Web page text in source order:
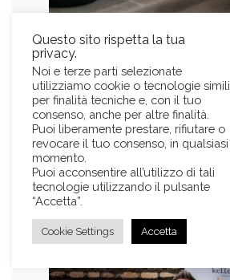
Questo sito rispetta la tua
privacy.
Noi e terze parti selezionate
utilizziamo cookie o tecnologie simili
per finalità tecniche e, con il tuo
consenso, anche per altre finalità.
Puoi liberamente prestare, rifiutare o
revocare il tuo consenso, in qualsiasi
momento.
Puoi acconsentire all’utilizzo di tali
tecnologie utilizzando il pulsante
“Accetta”.
Cookie Settings Accetta